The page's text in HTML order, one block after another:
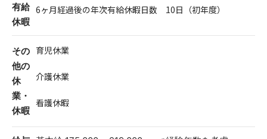
有給
休暇
6ヶ月経過後の年次有給休暇日数 10日（初年度）
その
他の
休
業・
休暇
育児休業
介護休業
看護休暇